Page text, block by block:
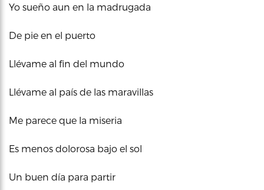
Yo sueño aun en la madrugada
De pie en el puerto
Llévame al fin del mundo
Llévame al país de las maravillas
Me parece que la miseria
Es menos dolorosa bajo el sol
Un buen día para partir